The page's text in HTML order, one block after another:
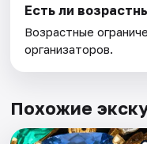
Есть ли
Возрастные
организаторов.
Похожие